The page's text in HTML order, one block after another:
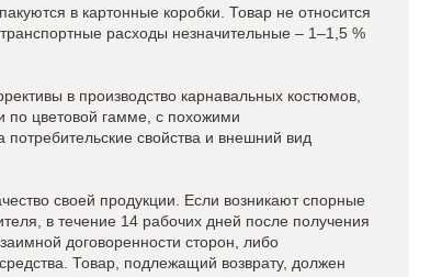
в картонные коробки. Товар не относится
расходы незначительные – 1–1,5 %
в производство карнавальных костюмов,
по цветовой гамме, с похожими
свойства и внешний вид
своей продукции. Если возникают спорные
в течение 14 рабочих дней после получения
договоренности сторон, либо
Товар, подлежащий возврату, должен